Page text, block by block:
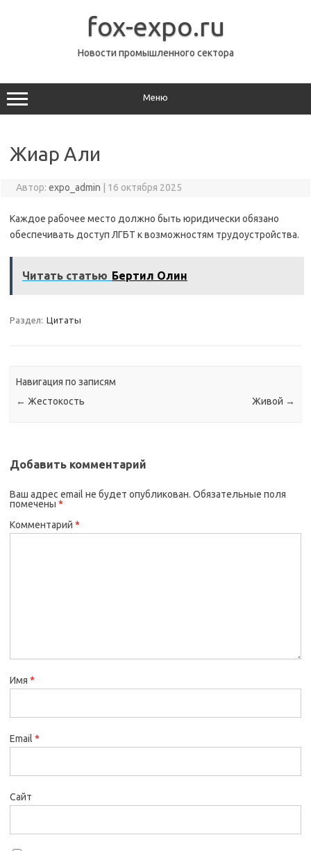
fox-expo.ru
Новости промышленного сектора
Меню
Жиар Али
Автор: expo_admin 16 октября 2025
Каждое рабочее место должно быть юридически обязано
обеспечивать доступ ЛГБТ к возможностям трудоустройства.
Читать статью Бертил Олин
Раздел: Цитаты
Навигация по записям
← Жестокость Живой →
Добавить комментарий
Ваш адрес email не будет опубликован. Обязательные поля
помечены *
Комментарий *
Имя *
Email *
Сайт